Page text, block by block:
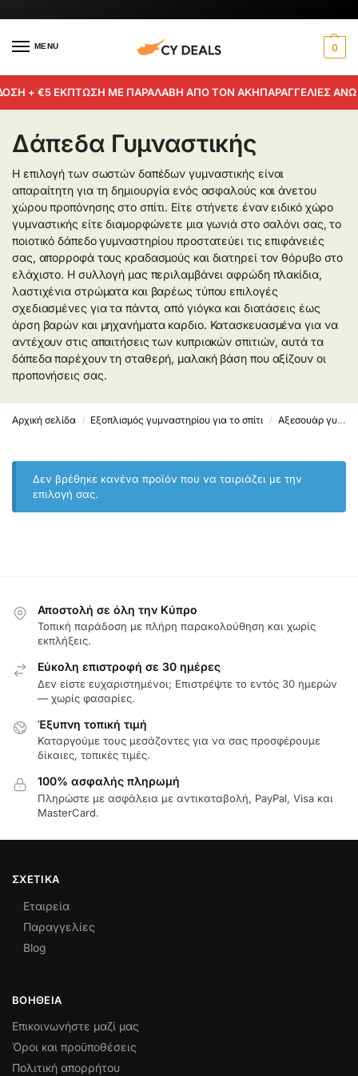
MENU 0
+ €5 ΕΚΠΤΩΣΗ ΜΕ ΠΑΡΑΛΑΒΗ ΑΠΟ ΤΟΝ ΑΚΗΠΑΡΑΓΓΕΛΙΕΣ
Δάπεδα Γυμναστικής
Η επιλογή των σωστών δαπέδων γυμναστικής είναι
απαραίτητη για τη δημιουργία ενός ασφαλούς και άνετου
χώρου προπόνησης στο σπίτι. Είτε στήνετε έναν ειδικό χώρο
γυμναστικής είτε διαμορφώνετε μια γωνιά στο σαλόνι σας, το
ποιοτικό δάπεδο γυμναστηρίου προστατεύει τις επιφάνειές
σας, απορροφά τους κραδασμούς και διατηρεί τον θόρυβο στο
ελάχιστο. Η συλλογή μας περιλαμβάνει αφρώδη πλακίδια,
λαστιχένια στρώματα και βαρέως τύπου επιλογές
σχεδιασμένες για τα πάντα, από γιόγκα και διατάσεις έως
άρση βαρών και μηχανήματα καρδιο. Κατασκευασμένα για να
αντέχουν στις απαιτήσεις των κυπριακών σπιτιών, αυτά τα
δάπεδα παρέχουν τη σταθερή, μαλακή βάση που αξίζουν οι
προπονήσεις σας.
Αρχική σελίδα / Εξοπλισμός γυμναστηρίου για το σπίτι / Αξεσουάρ γυμναστηρίου
Δεν βρέθηκε κανένα προϊόν που να ταιριάζει με την
επιλογή σας.
Αποστολή σε όλη την Κύπρο
Τοπική παράδοση με πλήρη παρακολούθηση και χωρίς
εκπλήξεις.
Εύκολη επιστροφή σε 30 ημέρες
Δεν είστε ευχαριστημένοι; Επιστρέψτε το εντός 30 ημερών
— χωρίς φασαρίες.
Έξυπνη τοπική τιμή
Καταργούμε τους μεσάζοντες για να σας προσφέρουμε
δίκαιες, τοπικές τιμές.
100% ασφαλής πληρωμή
Πληρώστε με ασφάλεια με αντικαταβολή, PayPal, Visa και
MasterCard.
ΣΧΕΤΙΚΆ
Εταιρεία
Παραγγελίες
Blog
ΒΟΉΘΕΙΑ
Επικοινωνήστε μαζί μας
Όροι και προϋποθέσεις
Πολιτική απορρήτου